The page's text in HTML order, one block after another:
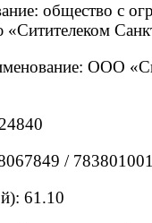
общество с
«Ситителеком
ООО
/ 783801001
61.10